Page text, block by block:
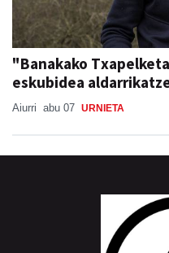
"Banakako
eskubidea
Aiurri abu 07 URNIETA